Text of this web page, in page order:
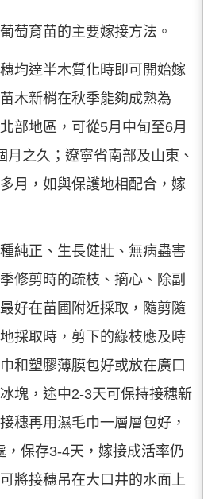
萄育苗的主要嫁接方法。
均達半木質化時即可開始嫁
木新梢在秋季能夠成熟為
部地區，可從5月中旬至6月
月之久；遼寧省南部及山東、
月，如與保護地相配合，嫁
純正、生長健壯、無病蟲害
修剪時的疏枝、摘心、除副
好在苗圃附近採取，隨剪隨
採取時，剪下的綠枝應及時
和塑膠薄膜包好或放在廣口
塊，途中2-3天可保持接穗新
穗再用濕毛巾一層層包好，
保存3-4天，嫁接成活率仍
將接穗吊在大口井的水面上